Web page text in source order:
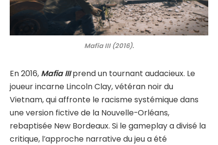
Mafia III (2016).
En 2016, Mafia IIIprend un tournant audacieux. Le
joueur incarne Lincoln Clay, vétéran noir du
Vietnam, qui affronte le racisme systémique dans
une version fictive de la Nouvelle-Orléans,
rebaptisée New Bordeaux. Si le gameplay a divisé la
critique, l’approche narrative du jeu a été